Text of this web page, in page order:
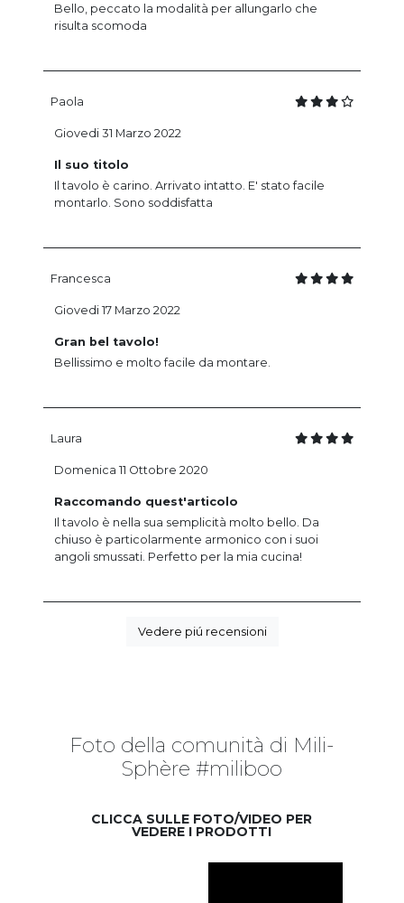
Bello, peccato la modalità per allungarlo che
risulta scomoda
Paola
Il suo titolo
Il tavolo è carino. Arrivato intatto. E' stato facile
montarlo. Sono soddisfatta
Giovedi 31 Marzo 2022
Francesca
Gran bel tavolo!
Bellissimo e molto facile da montare.
Giovedi 17 Marzo 2022
Laura
Raccomando quest'articolo
Il tavolo è nella sua semplicità molto bello. Da
chiuso è particolarmente armonico con i suoi
angoli smussati. Perfetto per la mia cucina!
Domenica 11 Ottobre 2020
Vedere piú recensioni
Foto della comunità di Mili-
Sphère #miliboo
CLICCA SULLE FOTO/VIDEO PER
VEDERE I PRODOTTI